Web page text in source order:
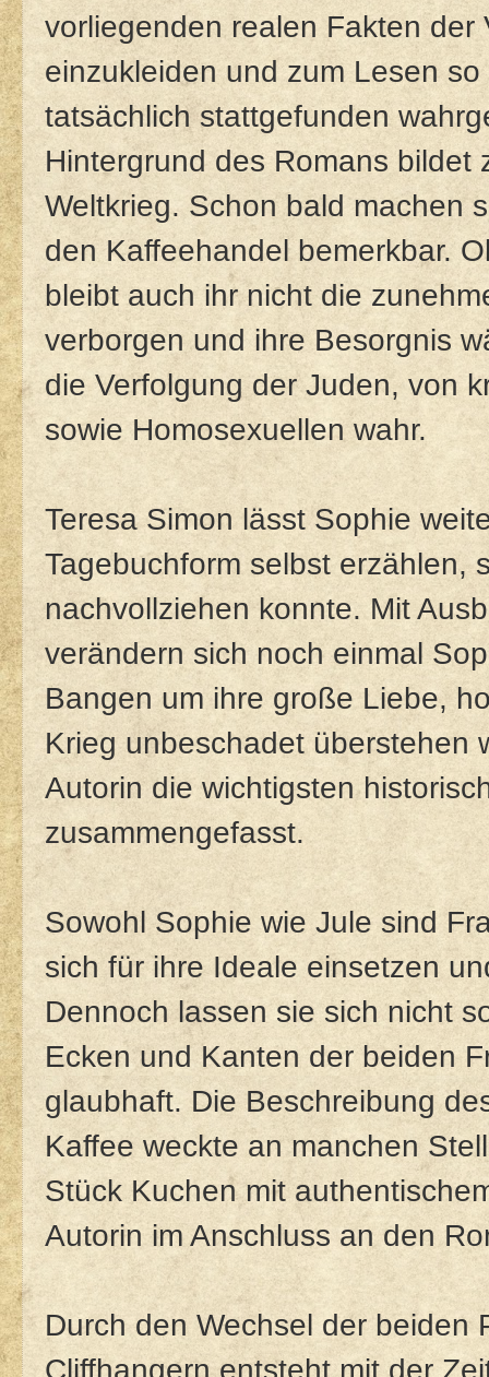
vorliegenden realen Fakten
einzukleiden und zum Lesen
tatsächlich stattgefunden
Hintergrund des Romans bildet
Weltkrieg. Schon bald machen
den Kaffeehandel bemerkbar.
bleibt auch ihr nicht die
verborgen und ihre Besorgnis
die Verfolgung der Juden, von
sowie Homosexuellen wahr.
Teresa Simon lässt Sophie
Tagebuchform selbst erzählen,
nachvollziehen konnte. Mit
verändern sich noch einmal
Bangen um ihre große Liebe,
Krieg unbeschadet überstehen
Autorin die wichtigsten
zusammengefasst.
Sowohl Sophie wie Jule sind
sich für ihre Ideale einsetzen
Dennoch lassen sie sich nicht
Ecken und Kanten der beiden
glaubhaft. Die Beschreibung
Kaffee weckte an manchen
Stück Kuchen mit
Autorin im Anschluss an den
Durch den Wechsel der beiden
Cliffhangern entsteht mit der